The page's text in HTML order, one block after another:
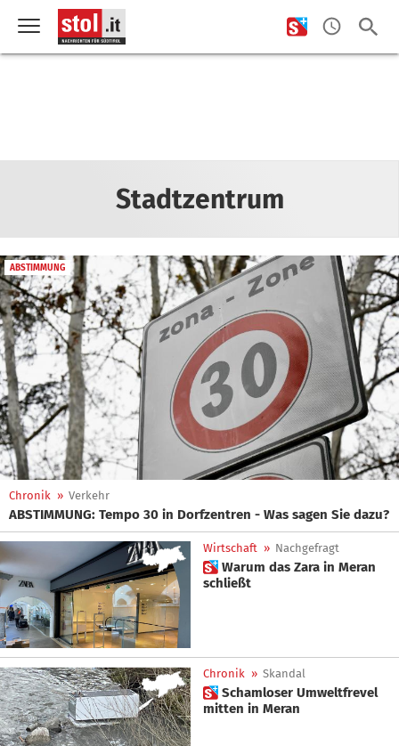
Stadtzentrum
ABSTIMMUNG
Chronik » Verkehr
ABSTIMMUNG: Tempo 30 in Dorfzentren - Was sagen Sie dazu?
Wirtschaft » Nachgefragt
 Warum das Zara in Meran
schließt
Chronik » Skandal
 Schamloser Umweltfrevel
mitten in Meran